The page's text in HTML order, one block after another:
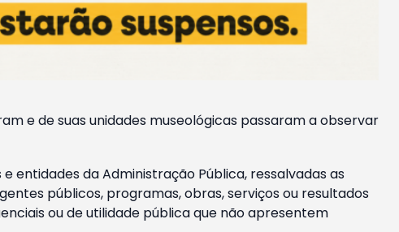
e de suas unidades museológicas passaram a observar
entidades da Administração Pública, ressalvadas as
públicos, programas, obras, serviços ou resultados
ou de utilidade pública que não apresentem